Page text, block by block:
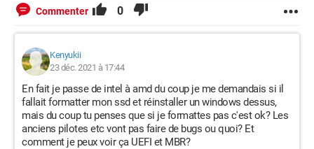
Commenter 0
Kenyukii
23 déc. 2021 à 17:44
En fait je passe de intel à amd du coup je me demandais si il
fallait formatter mon ssd et réinstaller un windows dessus,
mais du coup tu penses que si je formattes pas c'est ok? Les
anciens pilotes etc vont pas faire de bugs ou quoi? Et
comment je peux voir ça UEFI et MBR?